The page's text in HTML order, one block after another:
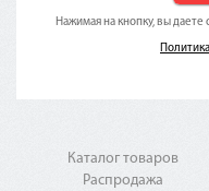
Нажимая на кнопку, вы даете
Каталог товаров
Распродажа